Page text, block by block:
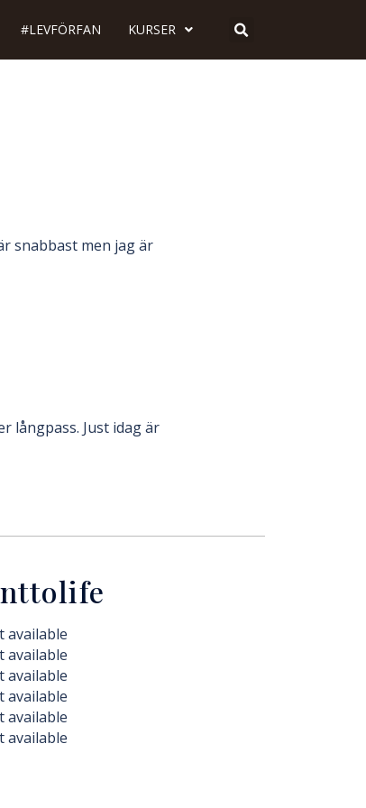
#LEVFÖRFAN KURSER
snabbast men jag är
långpass. Just idag är
available
available
available
available
available
available